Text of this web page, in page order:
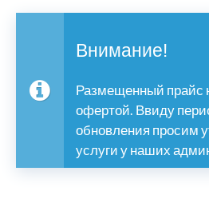
Внимание!
Размещенный прайс
офертой. Ввиду
обновления просим
услуги у наших